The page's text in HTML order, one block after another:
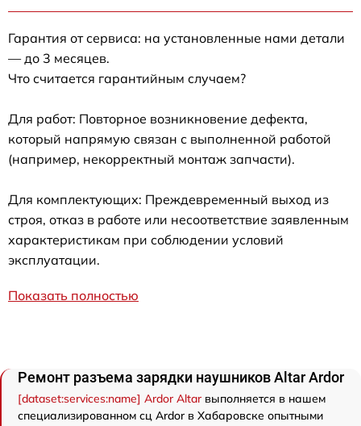
Гарантия от сервиса: на установленные нами детали
— до 3 месяцев.
Что считается гарантийным случаем?
Для работ: Повторное возникновение дефекта,
который напрямую связан с выполненной работой
(например, некорректный монтаж запчасти).
Для комплектующих: Преждевременный выход из
строя, отказ в работе или несоответствие заявленным
характеристикам при соблюдении условий
эксплуатации.
Показать полностью
Ремонт разъема зарядки наушников Аltar Ardor
[dataset:services:name] Ardor Аltarвыполняется в нашем
специализированном сц Ardor в Хабаровске опытными